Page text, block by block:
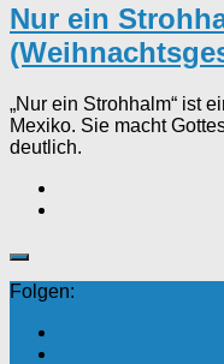
Nur ein
„Nur ein Strohhalm“ ist
Mexiko. Sie macht
deutlich.
Folgen: